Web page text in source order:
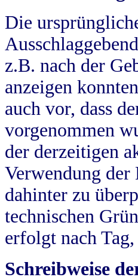
Die
z.B. nach der
anzeigen
auch vor, dass
vorgenommen
der derzeitigen
Verwendung
dahinter zu
technischen
erfolgt nach
Schreibweise